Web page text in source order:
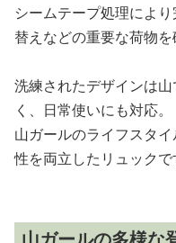
シームテープ処理によ
替えなどの重要な荷物を
洗練されたデザインは
く、日常使いにも対応。
山ガールのライフスタ
性を両立したリュックで